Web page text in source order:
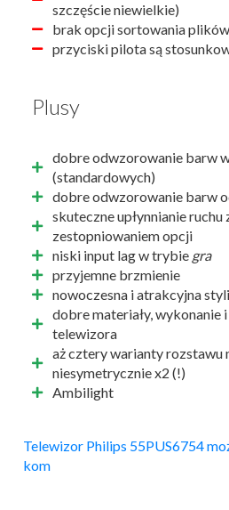
szczęście niewielkie)
brak opcji sortowania
przyciski pilota są
Plusy
dobre odwzorowanie barw
(standardowych)
dobre odwzorowanie barw
skuteczne upłynnianie
zestopniowaniem opcji
niski input lag w trybie gra
przyjemne brzmienie
nowoczesna i atrakcyjna
dobre materiały, wykonanie
telewizora
aż cztery warianty rozstawu
niesymetrycznie x2 (!)
Ambilight
Telewizor Philips 55PUS6754
kom